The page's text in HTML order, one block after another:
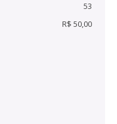
53
R$ 50,00